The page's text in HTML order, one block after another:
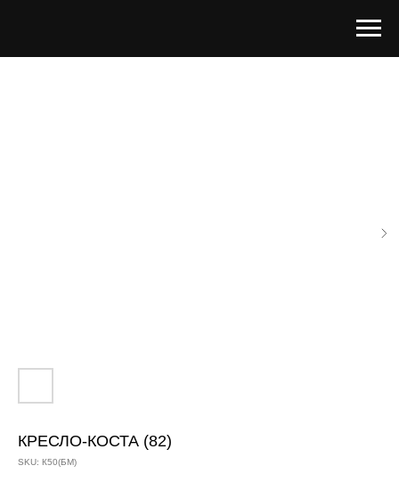
КРЕСЛО-КОСТА (82)
SKU: К50(БМ)